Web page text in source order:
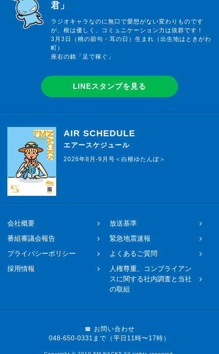
君」
ラジオキャラなのに無口で愛想がない変わりものです
が、根は優しく、コミュニケーション力は抜群です！
3月3日（桃の節句・耳の日）生まれ（出生地はときがわ
町）
座右の銘「足で稼ぐ」
LINEスタンプを見る
AIR SCHEDULE
エアースケジュール
2026年8月-9月号＜白根ゆたんぽ＞
会社概要
放送基準
番組審議会報告
緊急地震速報
プライバシーポリシー
よくあるご質問
採用情報
人権尊重、コンプライアン
スに関する社内調査と当社
の取組
☎ お問い合わせ
048-650-0331まで（平日11時〜17時）